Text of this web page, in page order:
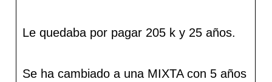
Le quedaba por pagar 205 k y 25 años.
Se ha cambiado a una MIXTA con 5 años